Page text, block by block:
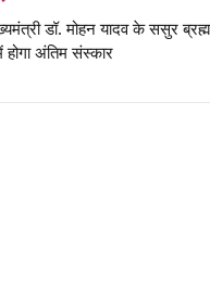
डॉ. मोहन यादव के ससुर
होगा अंतिम संस्कार